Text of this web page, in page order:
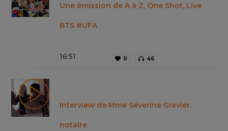
Une émission de A à Z, One Shot, Live
BTS #UFA
16:51 0 46
Interview de Mme Séverine Gravier,
notaire